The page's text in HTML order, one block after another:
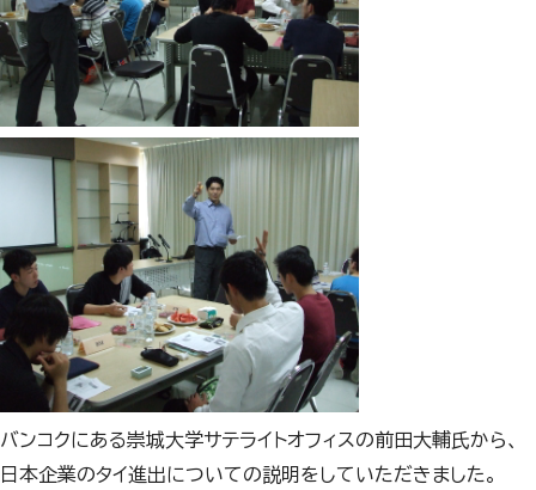
バンコクにある崇城大学サテライトオフィスの前田大輔氏から、
日本企業のタイ進出についての説明をしていただきました。